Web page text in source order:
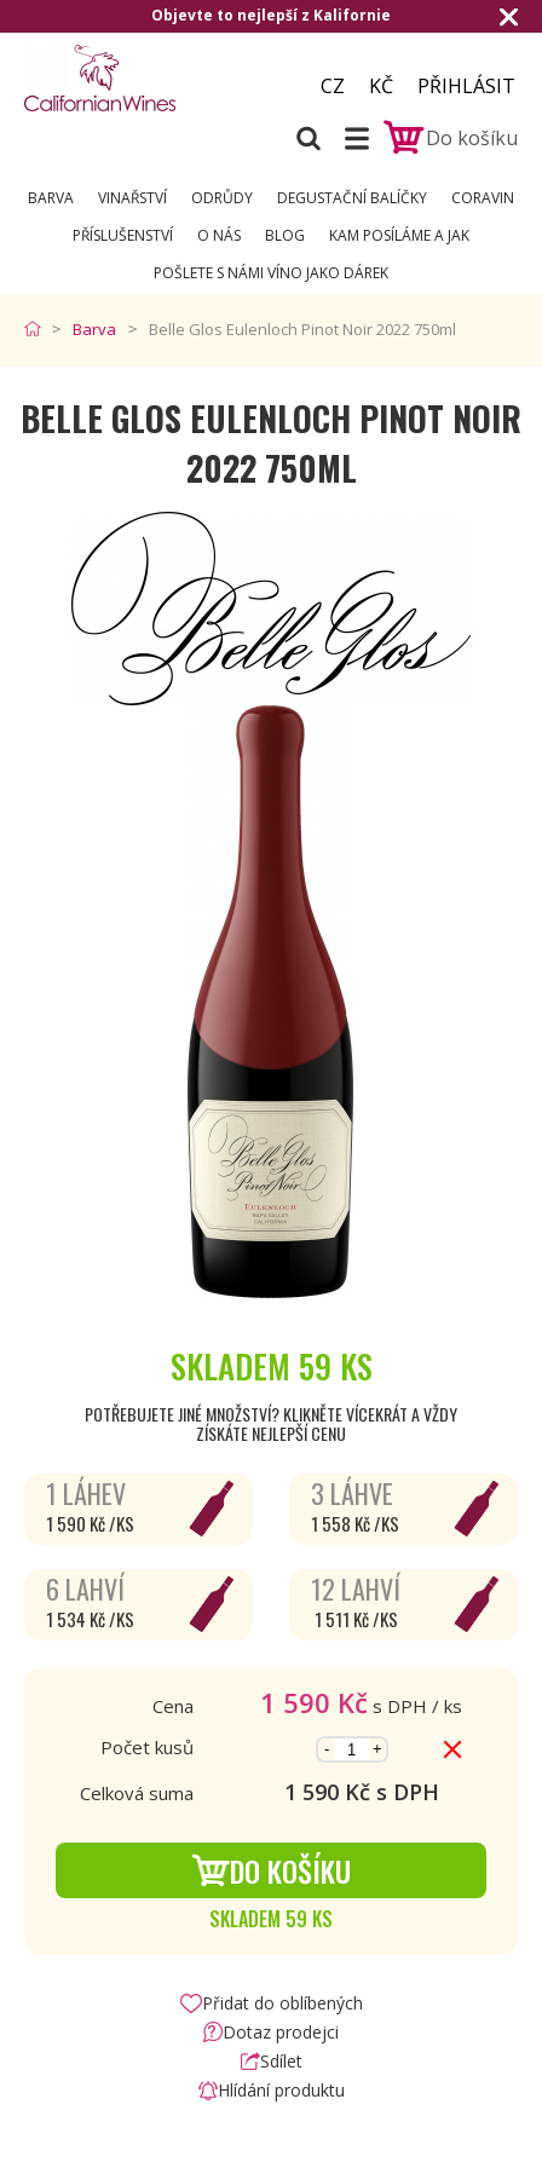
Objevte to nejlepší z Kalifornie
CZ KČ
PŘIHLÁSIT
Do košíku
BARVA VINAŘSTVÍ ODRŮDY DEGUSTAČNÍ BALÍČKY
CORAVIN
PŘÍSLUŠENSTVÍ
O NÁS BLOG
KAM POSÍLÁME A JAK
POŠLETE S NÁMI VÍNO JAKO DÁREK
Barva Belle Glos Eulenloch Pinot Noir 2022 750ml
BELLE GLOS EULENLOCH PINOT NOIR
2022 750ML
SKLADEM 59 KS
POTŘEBUJETE JINÉ MNOŽSTVÍ? KLIKNĚTE VÍCEKRÁT A VŽDY
ZÍSKÁTE NEJLEPŠÍ CENU
1 LÁHEV
1 590 Kč /KS
3 LÁHVE
1 558 Kč /KS
6 LAHVÍ
1 534 Kč /KS
12 LAHVÍ
1 511 Kč /KS
Cena 1 590 Kč s DPH / ks
Počet kusů
- +
Celková suma 1 590Kč s DPH
DO KOŠÍKU
SKLADEM 59 KS
Přidat do oblíbených
Dotaz prodejci
Sdílet
Hlídání produktu